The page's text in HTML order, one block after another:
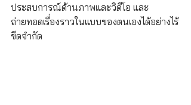
ประสบการณ์ด้านภาพและวิดีโอ และ
ถ่ายทอดเรื่องราวในแบบของตนเองได้อย่างไร้
ขีดจำกัด